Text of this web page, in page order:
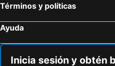
Términos y políticas
Ayuda
Inicia sesión y obtén